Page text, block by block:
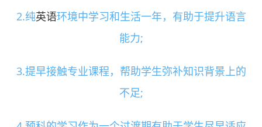
2.纯英语环境中学习和生活一年，有助于提升语言
能力;
3.提早接触专业课程，帮助学生弥补知识背景上的
不足;